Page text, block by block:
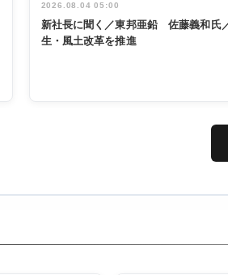
2026.08.04 05:00
新社長に聞く／東邦亜鉛 佐藤義和氏
生・風土改革を推進